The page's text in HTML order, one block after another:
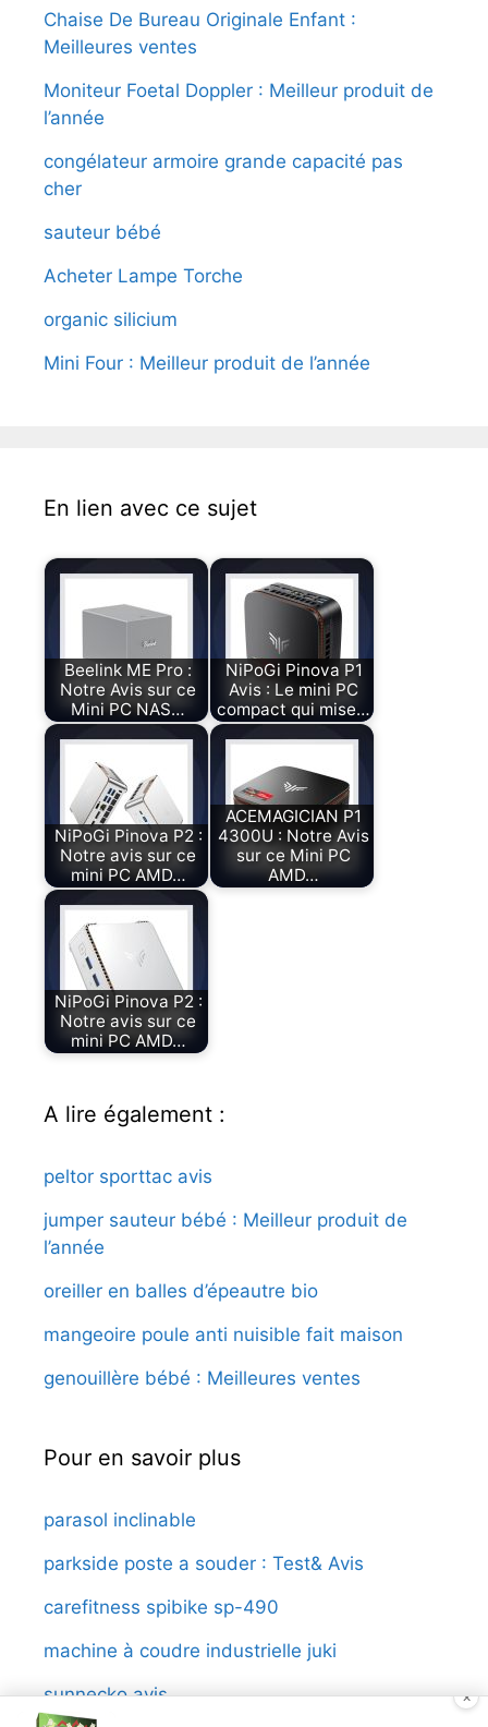
Chaise De Bureau Originale Enfant :
Meilleures ventes
Moniteur Foetal Doppler : Meilleur produit de
l’année
congélateur armoire grande capacité pas
cher
sauteur bébé
Acheter Lampe Torche
organic silicium
Mini Four : Meilleur produit de l’année
En lien avec ce sujet
Beelink ME Pro :
Notre Avis sur ce
Mini PC NAS…
NiPoGi Pinova P1
Avis : Le mini PC
compact qui mise…
NiPoGi Pinova P2 :
Notre avis sur ce
mini PC AMD…
ACEMAGICIAN P1
4300U : Notre Avis
sur ce Mini PC
AMD…
NiPoGi Pinova P2 :
Notre avis sur ce
mini PC AMD…
A lire également :
peltor sporttac avis
jumper sauteur bébé : Meilleur produit de
l’année
oreiller en balles d’épeautre bio
mangeoire poule anti nuisible fait maison
genouillère bébé : Meilleures ventes
Pour en savoir plus
parasol inclinable
parkside poste a souder : Test& Avis
carefitness spibike sp-490
machine à coudre industrielle juki
sunnecko avis
×